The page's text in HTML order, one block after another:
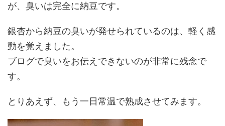
が、臭いは完全に納豆です。
銀杏から納豆の臭いが発せられているのは、軽く感
動を覚えました。
ブログで臭いをお伝えできないのが非常に残念で
す。
とりあえず、もう一日常温で熟成させてみます。